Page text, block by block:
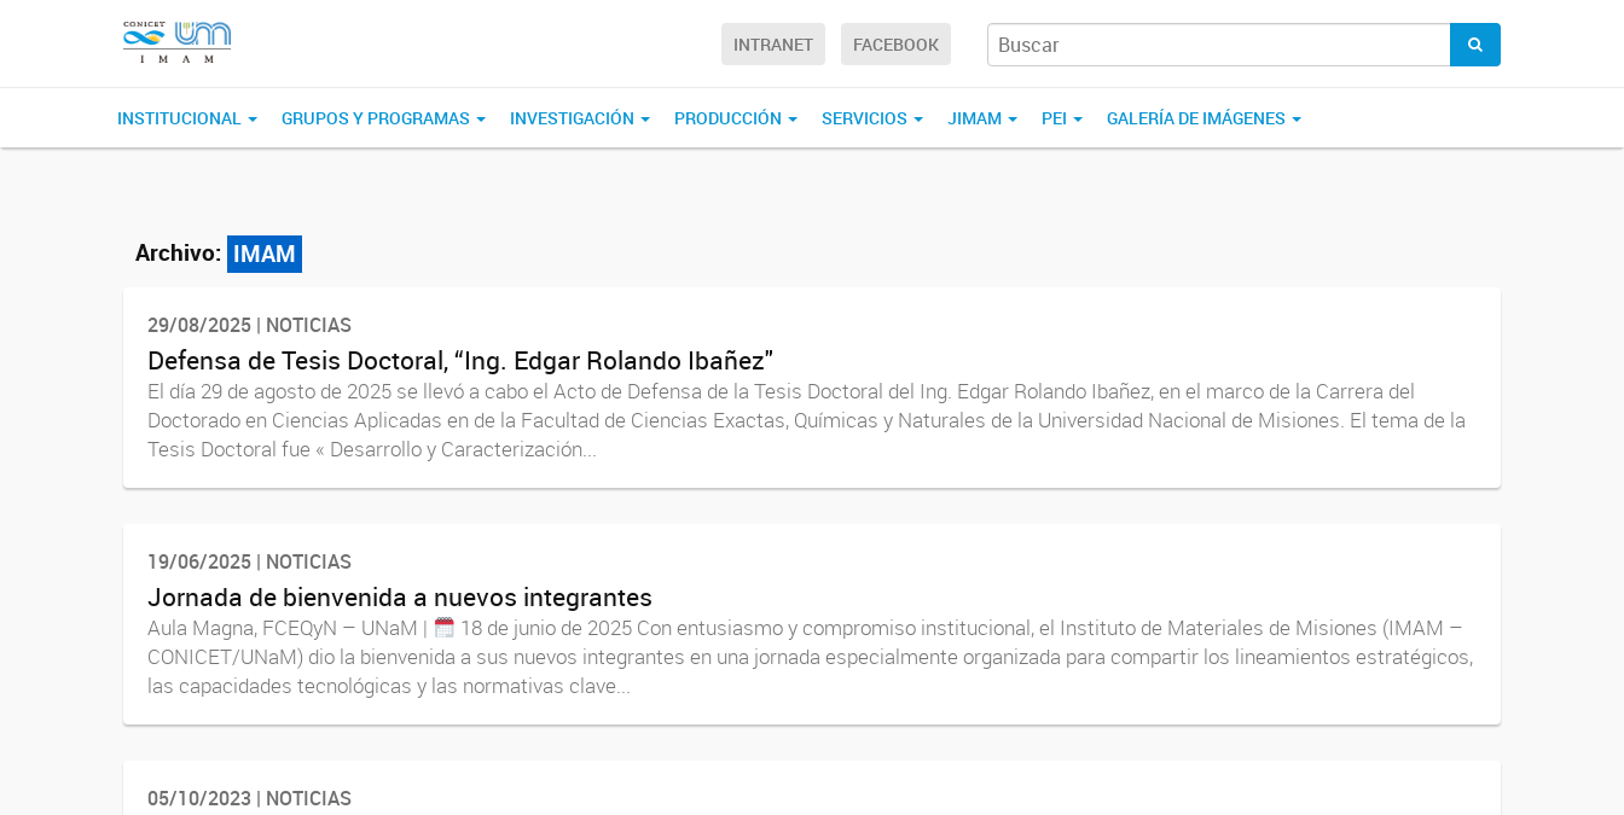
INTRANET FACEBOOK
INSTITUCIONAL GRUPOS Y PROGRAMAS INVESTIGACIÓN PRODUCCIÓN SERVICIOS JIMAM PEI GALERÍA DE IMÁGENES
Archivo: IMAM
29/08/2025 | NOTICIAS
Defensa de Tesis Doctoral, “Ing. Edgar Rolando Ibañez"
El día 29 de agosto de 2025 se llevó a cabo el Acto de Defensa de la Tesis Doctoral del Ing. Edgar Rolando Ibañez, en el marco de la Carrera del
Doctorado en Ciencias Aplicadas en de la Facultad de Ciencias Exactas, Químicas y Naturales de la Universidad Nacional de Misiones. El tema de la
Tesis Doctoral fue « Desarrollo y Caracterización...
19/06/2025 | NOTICIAS
Jornada de bienvenida a nuevos integrantes
Aula Magna, FCEQyN – UNaM |
18 de junio de 2025 Con entusiasmo y compromiso institucional, el Instituto de Materiales de Misiones (IMAM –
CONICET/UNaM) dio la bienvenida a sus nuevos integrantes en una jornada especialmente organizada para compartir los lineamientos estratégicos,
las capacidades tecnológicas y las normativas clave...
05/10/2023 | NOTICIAS